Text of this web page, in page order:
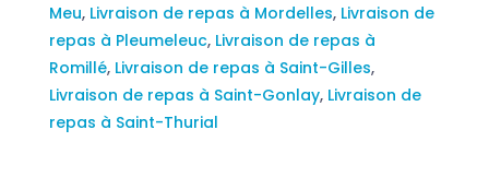
Meu, Livraison de repas à Mordelles, Livraison de
repas à Pleumeleuc, Livraison de repas à
Romillé, Livraison de repas à Saint-Gilles,
Livraison de repas à Saint-Gonlay, Livraison de
repas à Saint-Thurial